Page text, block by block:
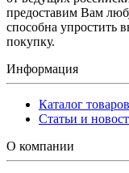
предоставим Вам
способна упростить
покупку.
Информация
Каталог товаров
Статьи и
О компании